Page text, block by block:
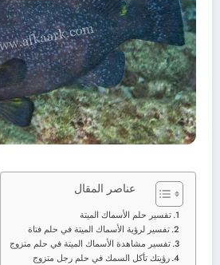
عناصر المقال
تفسير حلم الأسماك الميتة
تفسير لرؤية الأسماك الميتة في حلم فتاة
تفسير مشاهدة الأسماك الميتة في حلم متزوج
رؤيتك تأكل السمك في حلم رجل متزوج